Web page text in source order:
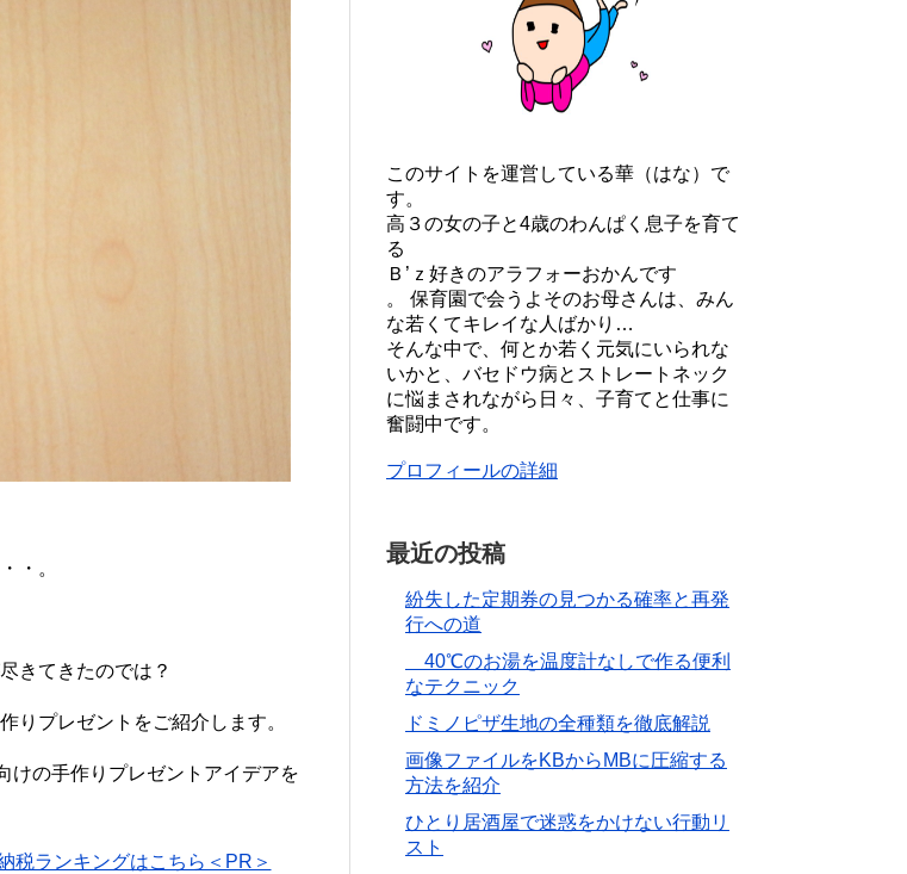
・。
きてきたのでは？
りプレゼントをご紹介します。
けの手作りプレゼントアイデアを
税ランキングはこちら＜PR＞
このサイトを運営している華（はな）で
す。
高３の女の子と4歳のわんぱく息子を育て
る
Ｂ’ｚ好きのアラフォーおかんです
。 保育園で会うよそのお母さんは、みん
な若くてキレイな人ばかり…
そんな中で、何とか若く元気にいられな
いかと、バセドウ病とストレートネック
に悩まされながら日々、子育てと仕事に
奮闘中です。
プロフィールの詳細
最近の投稿
紛失した定期券の見つかる確率と再発
行への道
40℃のお湯を温度計なしで作る便利
なテクニック
ドミノピザ生地の全種類を徹底解説
画像ファイルをKBからMBに圧縮する
方法を紹介
ひとり居酒屋で迷惑をかけない行動リ
スト